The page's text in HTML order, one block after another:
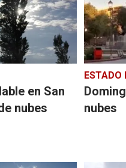
en San
nubes
ESTADO
nubes